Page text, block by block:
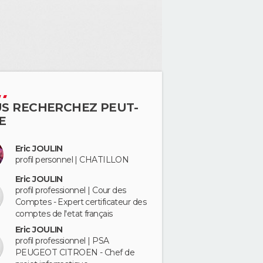
RECHERCHEZ PEUT-
Eric JOULIN
profil personnel | CHATILLON
Eric JOULIN
profil professionnel | Cour des
Comptes - Expert certificateur des
comptes de l'etat français
Eric JOULIN
profil professionnel | PSA
PEUGEOT CITROEN - Chef de